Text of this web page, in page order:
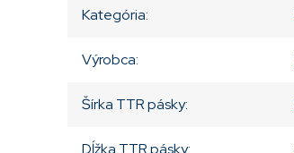
Kategória:
Výrobca:
Šírka TTR pásky: